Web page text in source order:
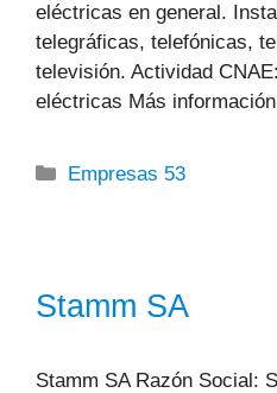
eléctricas en general.
telegráficas, telefónicas,
televisión. Actividad
eléctricas Más
Categorías
Empresas 53
Stamm SA
Stamm SA Razón Social: